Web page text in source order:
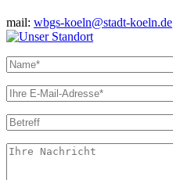
mail: wbgs-koeln@stadt-koeln.de